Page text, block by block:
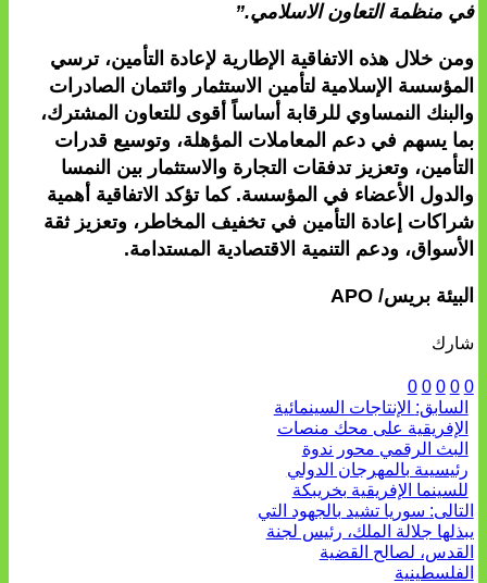
في منظمة التعاون الاسلامي.”
ومن خلال هذه الاتفاقية الإطارية لإعادة التأمين، ترسي
المؤسسة الإسلامية لتأمين الاستثمار وائتمان الصادرات
والبنك النمساوي للرقابة أساساً أقوى للتعاون المشترك،
بما يسهم في دعم المعاملات المؤهلة، وتوسيع قدرات
التأمين، وتعزيز تدفقات التجارة والاستثمار بين النمسا
والدول الأعضاء في المؤسسة. كما تؤكد الاتفاقية أهمية
شراكات إعادة التأمين في تخفيف المخاطر، وتعزيز ثقة
الأسواق، ودعم التنمية الاقتصادية المستدامة.
البيئة بريس/ APO
شارك
0
0
0
0
السابق:الإنتاجات السينمائية
الإفريقية على محك منصات
البث الرقمي محور ندوة
رئيسيىة بالمهرجان الدولي
للسينما الإفريقية بخريبكة
التالى: سوريا تشيد بالجهود التي
يبذلها جلالة الملك، رئيس لجنة
القدس، لصالح القضية
الفلسطينية